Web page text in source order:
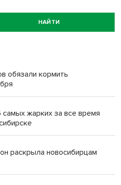
НАЙТИ
обязали кормить
жарких за все время
раскрыла новосибирцам